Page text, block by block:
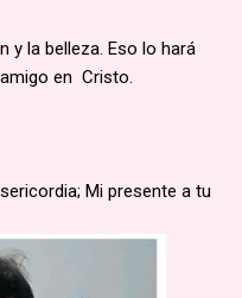
y la belleza. Eso lo hará
en Cristo.
Mi presente a tu